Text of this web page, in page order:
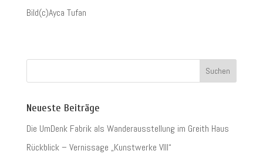
Bild(c)Ayca Tufan
Neueste Beiträge
Die UmDenk Fabrik als Wanderausstellung im Greith Haus
Rückblick – Vernissage „Kunstwerke VIII“